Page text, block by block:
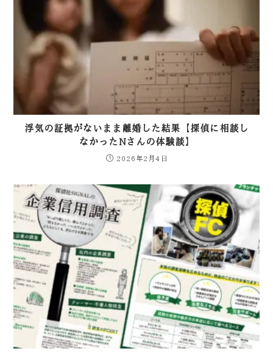
浮気の証拠がないまま離婚した結果【探偵に相談し
なかったNさんの体験談】
2026年2月4日